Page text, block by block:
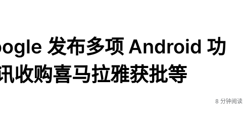
发布多项 Android 功
收购喜马拉雅获批等
8 分钟阅读